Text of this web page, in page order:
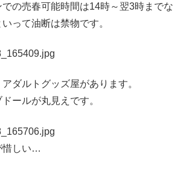
の売春可能時間は14時～翌3時までな
って油断は禁物です。
ダルトグッズ屋があります。
ールが丸見えです。
惜しい…